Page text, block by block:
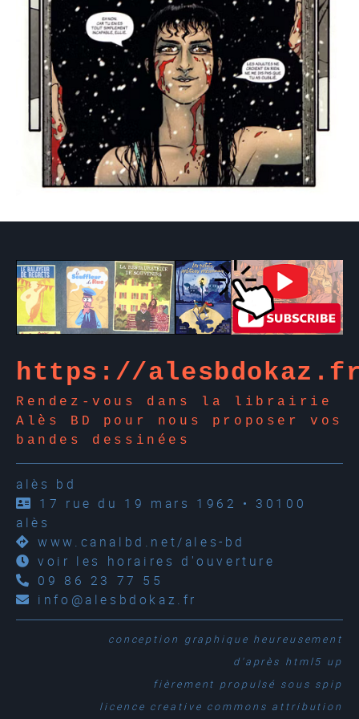
https://
Rendez-vous dans la librairie
Alès BD pour nous proposer vos
bandes dessinées
alès bd
17 rue du 19 mars 1962 • 30100
alès
www.canalbd.net/ales-bd
voir les horaires d'ouverture
09 86 23 77 55
info@alesbdokaz.fr
conception graphique heureusement
d'après html5 up
fièrement propulsé sous spip
licence creative commons attribution